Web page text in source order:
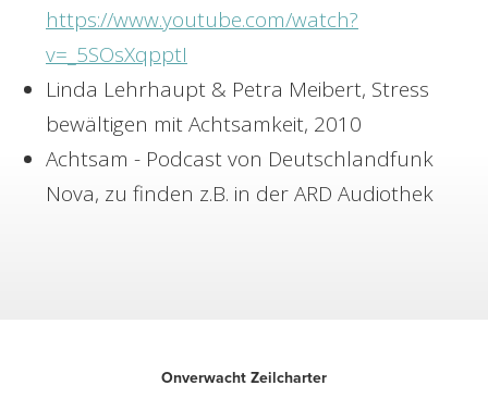
https://www.youtube.com/watch?
v=_5SOsXqpptI
Linda Lehrhaupt & Petra Meibert, Stress
bewältigen mit Achtsamkeit, 2010
Achtsam - Podcast von Deutschlandfunk
Nova, zu finden z.B. in der ARD Audiothek
Onverwacht Zeilcharter